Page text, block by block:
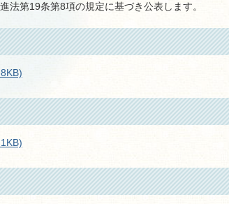
法第19条第8項の規定に基づき公表します。